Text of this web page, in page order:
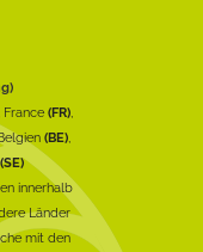
France (FR),
(BE),
(SE)
innerhalb
Länder
mit den